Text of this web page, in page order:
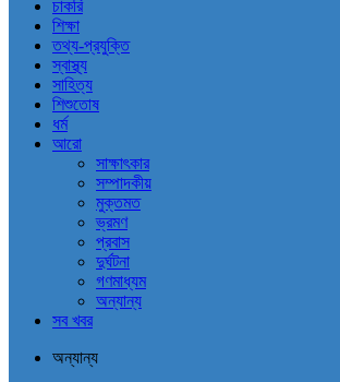
চাকরি
শিক্ষা
তথ্য-প্রযুক্তি
স্বাস্থ্য
সাহিত্য
শিশুতোষ
ধর্ম
আরো
সাক্ষাৎকার
সম্পাদকীয়
মুক্তমত
ভ্রমণ
প্রবাস
দুর্ঘটনা
গণমাধ্যম
অন্যান্য
সব খবর
অন্যান্য